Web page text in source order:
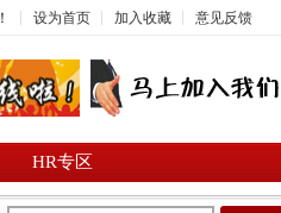
设为首页 加入收藏 意见反馈
HR专区